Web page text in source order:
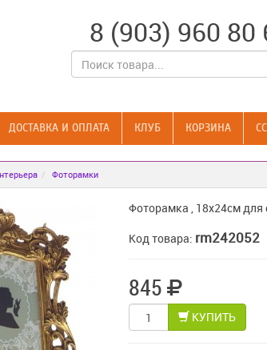
8 (903) 960 80
ДОСТАВКА И ОПЛАТА КЛУБ КОРЗИНА
Фоторамки
Фоторамка , 18x24см
Код товара: rm242052
845
КУПИТЬ